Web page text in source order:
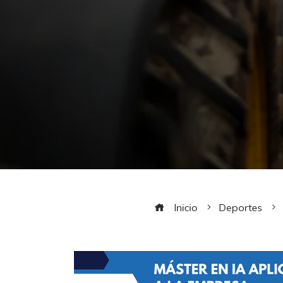
Inicio Deportes